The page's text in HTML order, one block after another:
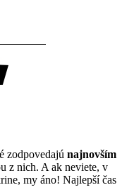
zodpovedajú najnovším
z nich. A ak neviete, v
my áno! Najlepší čas